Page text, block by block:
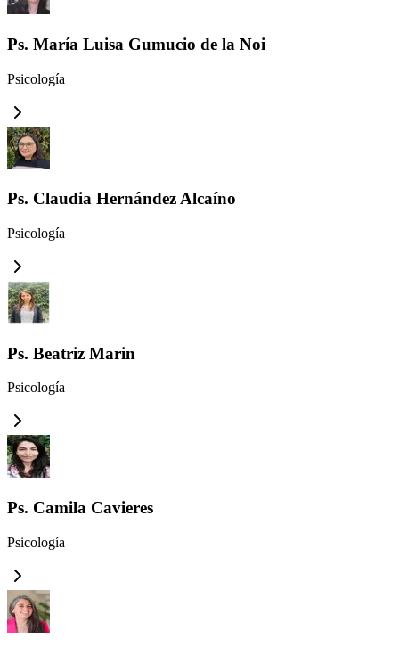
Ps. María Luisa Gumucio de la Noi
Psicología
Ps. Claudia Hernández Alcaíno
Psicología
Ps. Beatriz Marin
Psicología
Ps. Camila Cavieres
Psicología